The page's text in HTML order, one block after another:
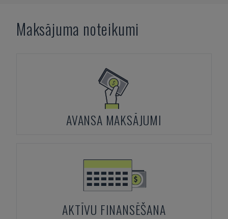
Maksājuma noteikumi
AVANSA MAKSĀJUMI
AKTĪVU FINANSĒŠANA